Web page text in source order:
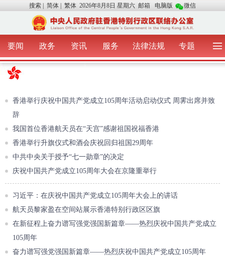
搜索 简体 繁体 2026年8月8日 星期六 邮箱 电脑版 微信
要闻 政务 资讯 服务 法律法规 专题
首 页 图 片 视 频
中央声音
我办动态
办证指引
香港举行庆祝中国共产党成立105周年活动启动仪式 周霁出席并致
辞
我国首位香港航天员在“天宫”感谢祖国祝福香港
香港举行升旗仪式和酒会庆祝回归祖国29周年
中共中央关于授予“七一勋章”的决定
庆祝中国共产党成立105周年大会在京隆重举行
习近平：在庆祝中国共产党成立105周年大会上的讲话
航天员黎家盈在空间站展示香港特别行政区区旗
在新征程上奋力谱写强党强国新篇章——热烈庆祝中国共产党成立
105周年
奋力谱写强党强国新篇章——热烈庆祝中国共产党成立105周年